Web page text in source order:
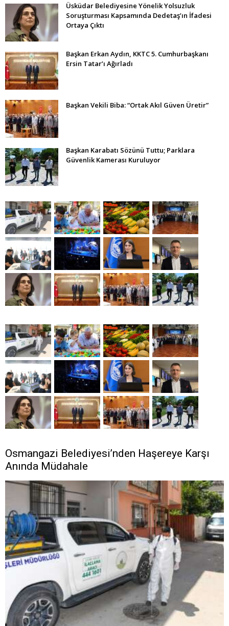
Üsküdar Belediyesine Yönelik Yolsuzluk
Soruşturması Kapsamında Dedetaş’ın İfadesi
Ortaya Çıktı
Başkan Erkan Aydın, KKTC 5. Cumhurbaşkanı
Ersin Tatar’ı Ağırladı
Başkan Vekili Biba: “Ortak Akıl Güven Üretir”
Başkan Karabatı Sözünü Tuttu; Parklara
Güvenlik Kamerası Kuruluyor
Osmangazi Belediyesi’nden Haşereye Karşı
Anında Müdahale